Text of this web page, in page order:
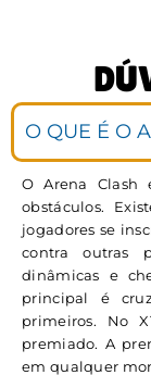
O QUE É O
O Arena
obstáculos.
jogadores se
contra outras
dinâmicas e
principal é
primeiros. No
premiado. A
em qualquer